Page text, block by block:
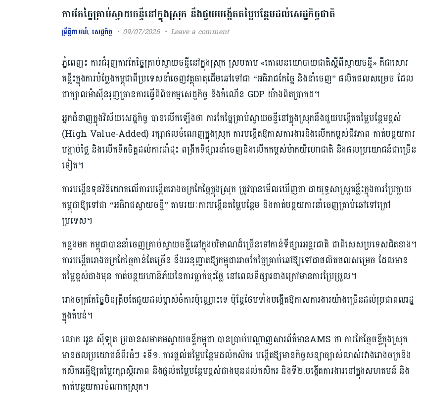
ការកែច្នៃគ្រាប់ស្វាយចន្ទីនៅក្នុងស្រុក នឹងជួយបង្កើតតម្លៃបន្ថែមដល់សេដ្ឋកិច្ចជាតិ
ព្រឹត្តិការណ៍,សេដ្ឋកិច្ច 09/07/2026 Leave a comment
ភ្នំពេញ៖ ការជំរុញការកែច្នៃគ្រាប់ស្វាយចន្ទីនៅក្នុងស្រុក ស្របតាម «គោលនយោបាយជាតិស្តីពីស្វាយចន្ទី» គឺជាសោរ
គន្លឹះក្នុងការបំប្លែងកម្ពុជាពីប្រទេសនាំចេញវត្ថុធាតុដើមឆៅទៅជា “អធិរាជកែច្នៃ និងនាំចេញ” ផលិតផលសម្រេច ដែល
ជាក្បាលម៉ាស៊ីនរុញច្រានការធ្វើពិពិធកម្មសេដ្ឋកិច្ច និងកំណើន GDP យ៉ាងពិតប្រាកដ។
អ្នកជំនាញក្នុងវិស័យសេដ្ឋកិច្ច បានលើកឡើងថា ការកែច្នៃគ្រាប់ស្វាយចន្ទីនៅក្នុងស្រុកនឹងជួយបង្កើតតម្លៃបន្ថែមខ្ពស់
(High Value-Added) រក្សាផលចំណេញក្នុងស្រុក ការបង្កើតឱកាសការងារនិងលើកកម្ពស់ជីវភាព កាត់បន្ថយការ
បង្អាប់ថ្លៃ និងលើកទឹកចិត្តដល់ការដាំដុះ ពង្រីកទីផ្សារនាំចេញនិងលើកកម្ពស់ម៉ាកយីហោជាតិ និងផលប្រយោជន៍ជាច្រើន
ទៀត។
ការបង្កើនទុនវិនិយោគលើការបង្កើតរោងចក្រកែច្នៃក្នុងស្រុក ត្រូវបានមើលឃើញថា ជាយុទ្ធសាស្ត្រគន្លឹះក្នុងការប្រែក្លាយ
កម្ពុជាឱ្យទៅជា “អធិរាជស្វាយចន្ទី” តាមរយៈការបង្កើនតម្លៃបន្ថែម និងកាត់បន្ថយការនាំចេញគ្រាប់ឆៅទៅក្រៅ
ប្រទេស។
កន្លងមក កម្ពុជាបាននាំចេញគ្រាប់ស្វាយចន្ទីឆៅក្នុងបរិមាណដ៏ច្រើនទៅកាន់ទីផ្សារអន្តរជាតិ ជាពិសេសប្រទេសជិតខាង។
ការបង្កើតរោងចក្រកែច្នៃកាន់តែច្រើន នឹងអនុញ្ញាតឱ្យកម្ពុជាអាចកែច្នៃគ្រាប់ឆៅឱ្យទៅជាផលិតផលសម្រេច ដែលមាន
តម្លៃខ្ពស់ជាងមុន កាត់បន្ថយហានិភ័យនៃការធ្លាក់ចុះថ្លៃ នៅពេលទីផ្សារខាងក្រៅមានការប្រែប្រួល។
រោងចក្រកែច្នៃមិនត្រឹមតែជួយដល់ម្ចាស់ចំការប៉ុណ្ណោះទេ ប៉ុន្តែថែមទាំងបង្កើតឱកាសការងារយ៉ាងច្រើនដល់ប្រជាពលរដ្ឋ
ក្នុងតំបន់។
លោក អួន ស៊ីឡុត ប្រធានសមាគមស្វាយចន្ទីកម្ពុជា បានប្រាប់បណ្តាញសារព័ត៌មានAMS ថា ការកែច្នៃចន្ទីក្នុងស្រុក
មានផលប្រយោជន៍ពីរធំៗ ៖ទី១. ការផ្តល់តម្លៃបន្ថែមដល់កសិករ បង្កើតឱ្យមានកិច្ចសន្យាច្បាស់លាស់រវាងរោងចក្រនិង
កសិករធ្វើឱ្យតម្លៃរក្សាស្ថិរភាព និងផ្តល់តម្លៃបន្ថែមខ្ពស់ជាងមុនដល់កសិករ និងទី២.បង្កើតការងារនៅក្នុងសហគមន៍ និង
កាត់បន្ថយការចំណាកស្រុក។